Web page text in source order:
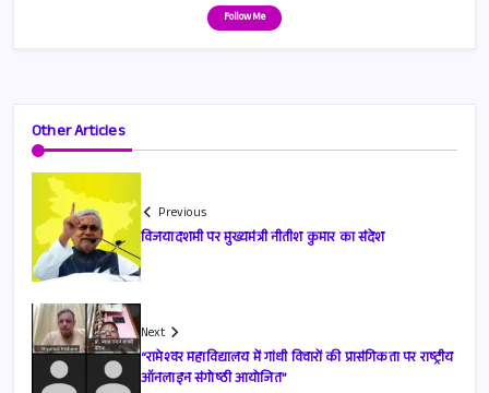
Follow Me
Other Articles
Previous
विजयादशमी पर मुख्यमंत्री नीतीश कुमार का संदेश
Next
“रामेश्वर महाविद्यालय में गांधी विचारों की प्रासंगिकता पर राष्ट्रीय
ऑनलाइन संगोष्ठी आयोजित”